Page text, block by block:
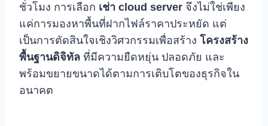
ชั่วโมง การเลือก เช่า cloud server จึงไม่ใช่เพียง
แค่การมองหาพื้นที่ฝากไฟล์ราคาประหยัด แต่
เป็นการตัดสินใจเชิงวิศวกรรมเพื่อสร้าง โครงสร้าง
พื้นฐานดิจิทัล ที่มีความยืดหยุ่น ปลอดภัย และ
พร้อมขยายขนาดได้ตามการเติบโตของธุรกิจใน
อนาคต